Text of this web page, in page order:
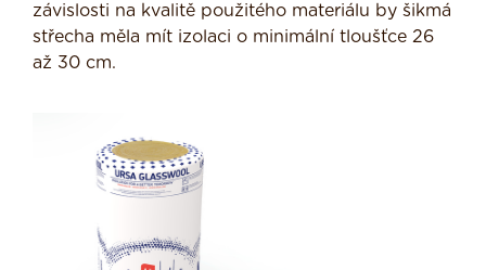
závislosti na kvalitě použitého materiálu by šikmá
střecha měla mít izolaci o minimální tloušťce 26
až 30 cm.